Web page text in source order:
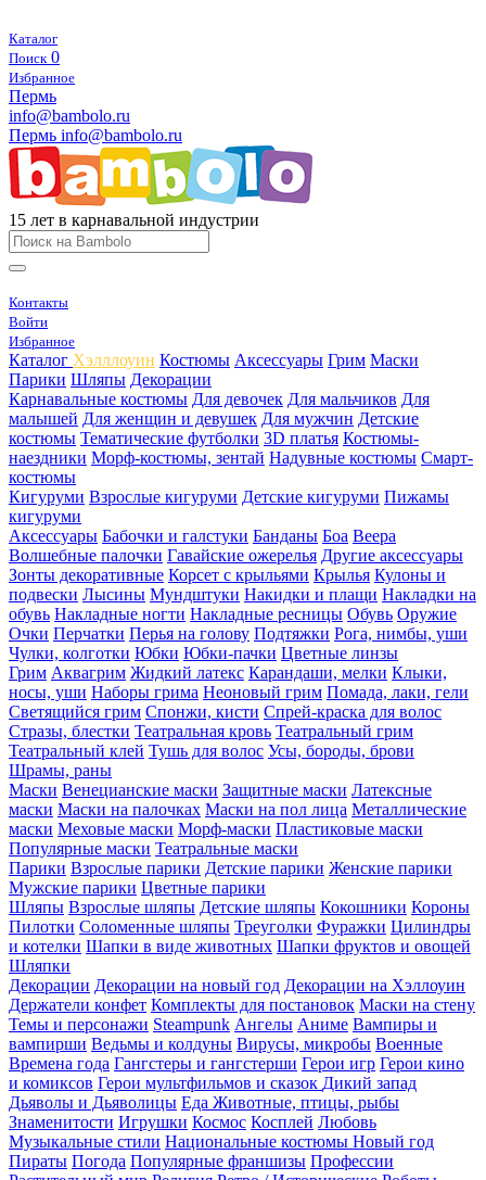
Каталог
Поиск 0
Избранное
Пермь
info@bambolo.ru
Пермь info@bambolo.ru
15 лет в карнавальной индустрии
Контакты
Войти
Избранное
Каталог Хэлллоуин Костюмы Аксессуары Грим Маски
Парики Шляпы Декорации
Карнавальные костюмы Для девочек Для мальчиков Для
малышей Для женщин и девушек Для мужчин Детские
костюмы Тематические футболки 3D платья Костюмы-
наездники Морф-костюмы, зентай Надувные костюмы Смарт-
костюмы
Кигуруми Взрослые кигуруми Детские кигуруми Пижамы
кигуруми
Аксессуары Бабочки и галстуки Банданы Боа Веера
Волшебные палочки Гавайские ожерелья Другие аксессуары
Зонты декоративные Корсет с крыльями Крылья Кулоны и
подвески Лысины Мундштуки Накидки и плащи Накладки на
обувь Накладные ногти Накладные ресницы Обувь Оружие
Очки Перчатки Перья на голову Подтяжки Рога, нимбы, уши
Чулки, колготки Юбки Юбки-пачки Цветные линзы
Грим Аквагрим Жидкий латекс Карандаши, мелки Клыки,
носы, уши Наборы грима Неоновый грим Помада, лаки, гели
Светящийся грим Спонжи, кисти Спрей-краска для волос
Стразы, блестки Театральная кровь Театральный грим
Театральный клей Тушь для волос Усы, бороды, брови
Шрамы, раны
Маски Венецианские маски Защитные маски Латексные
маски Маски на палочках Маски на пол лица Металлические
маски Меховые маски Морф-маски Пластиковые маски
Популярные маски Театральные маски
Парики Взрослые парики Детские парики Женские парики
Мужские парики Цветные парики
Шляпы Взрослые шляпы Детские шляпы Кокошники Короны
Пилотки Соломенные шляпы Треуголки Фуражки Цилиндры
и котелки Шапки в виде животных Шапки фруктов и овощей
Шляпки
Декорации Декорации на новый год Декорации на Хэллоуин
Держатели конфет Комплекты для постановок Маски на стену
Темы и персонажи Steampunk Ангелы Аниме Вампиры и
вампирши Ведьмы и колдуны Вирусы, микробы Военные
Времена года Гангстеры и гангстерши Герои игр Герои кино
и комиксов Герои мультфильмов и сказок Дикий запад
Дьяволы и Дьяволицы Еда Животные, птицы, рыбы
Знаменитости Игрушки Космос Косплей Любовь
Музыкальные стили Национальные костюмы Новый год
Пираты Погода Популярные франшизы Профессии